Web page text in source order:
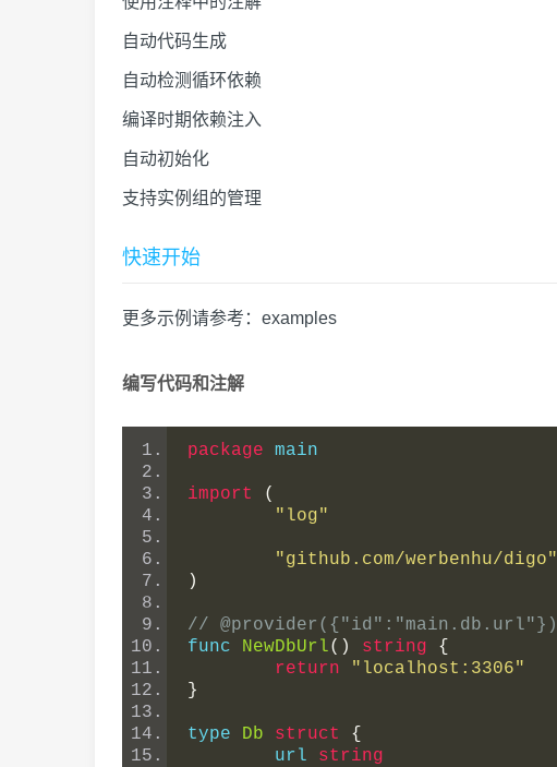
自动代码生成
自动检测循环依赖
编译时期依赖注入
自动初始化
支持实例组的管理
快速开始
更多示例请参考： examples
编写代码和注解
package main
import
(
"log"
"github.com/werbenhu/digo"
)
// @provider({"id":"main.db.url"})
func NewDbUrl() string
{
return
"localhost:3306"
}
type Db struct
{
	url
string